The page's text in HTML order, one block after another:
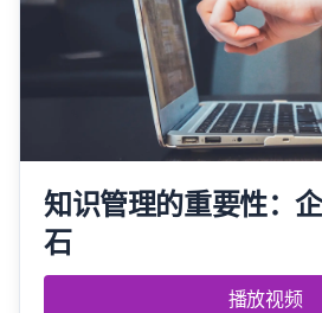
知识管理的重要性：
石
播放视频